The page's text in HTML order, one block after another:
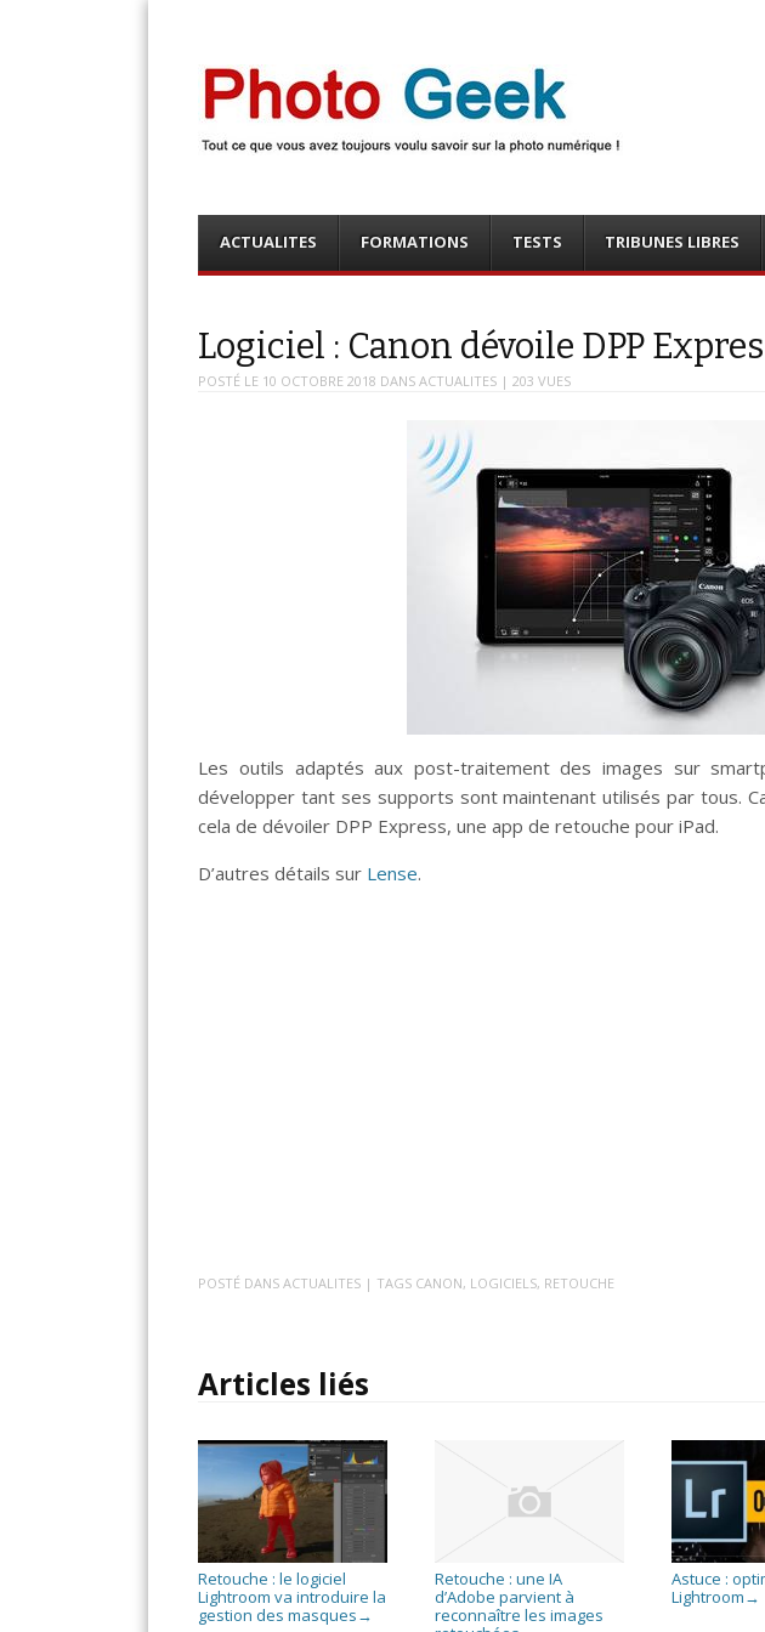
Photo Geek
Menu
content
ACTUALITES FORMATIONS TESTS TRIBUNES LIBRES
Logiciel : Canon dévoile DPP
POSTÉ LE 10 OCTOBRE 2018 DANSACTUALITES | 203 VUES
Les outils adaptés aux post-traitement des images sur
développer tant ses supports sont maintenant utilisés par tous.
cela de dévoiler DPP Express, une app de retouche pour iPad.
D’autres détails sur Lense.
POSTÉ DANSACTUALITES | TAGS CANON, LOGICIELS, RETOUCHE
Articles liés
Retouche : le logiciel
Lightroom va introduire la
gestion des masques →
Retouche : une IA
d’Adobe parvient à
reconnaître les images
Astuce :
Lightroom →